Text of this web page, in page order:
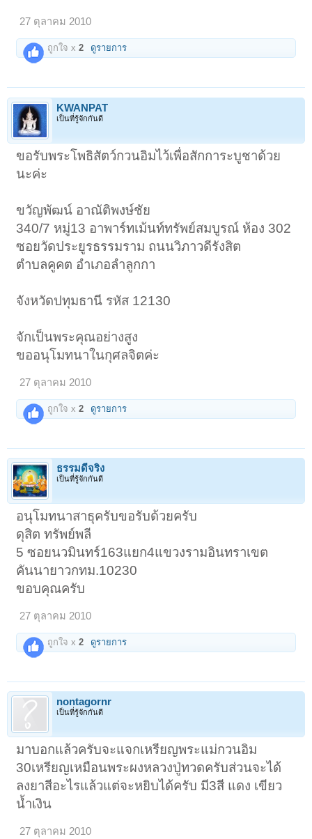
27 ตุลาคม 2010
ถูกใจ x2 ดูรายการ
KWANPAT
เป็นที่รู้จักกันดี
ขอรับพระโพธิสัตว์กวนอิมไว้เพื่อสักการะบูชาด้วย
นะค่ะ
ขวัญพัฒน์ อาณัติพงษ์ชัย
340/7 หมู่13 อาพาร์ทเม้นท์ทรัพย์สมบูรณ์ ห้อง 302
ซอยวัดประยูรธรรมราม ถนนวิภาวดีรังสิต
ตำบลคูคต อำเภอลำลูกกา
จังหวัดปทุมธานี รหัส 12130
จักเป็นพระคุณอย่างสูง
ขออนุโมทนาในกุศลจิตค่ะ
27 ตุลาคม 2010
ถูกใจ x2 ดูรายการ
ธรรมดีจริง
เป็นที่รู้จักกันดี
อนุโมทนาสาธุครับขอรับด้วยครับ
ดุสิต ทรัพย์พลี
5 ซอยนวมินทร์163แยก4แขวงรามอินทราเขต
คันนายาวกทม.10230
ขอบคุณครับ
27 ตุลาคม 2010
ถูกใจ x2 ดูรายการ
nontagornr
เป็นที่รู้จักกันดี
มาบอกแล้วครับจะแจกเหรียญพระแม่กวนอิม
30เหรียญเหมือนพระผงหลวงปู่ทวดครับส่วนจะได้
ลงยาสีอะไรแล้วแต่จะหยิบได้ครับ มี3สี แดง เขียว
น้ำเงิน
27 ตุลาคม 2010